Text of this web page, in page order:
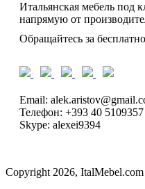
Итальянская мебель под
напрямую от
Обращайтесь за
Email:
Телефон: +393 40 5109357
Skype: alexei9394
Copyright 2026,